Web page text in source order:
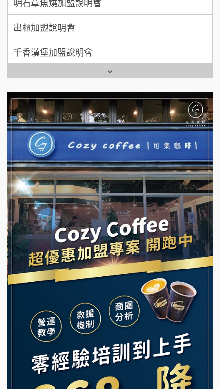
日十。早午食加盟說明會
拾鑶火鍋加盟說明會
全家加盟說明會
台灣G湯加盟說明會
彭富貴加盟說明會
NU PASTA義大利麵加盟說明會
潮鍋癮加盟說明會
蓁伙烤倆吃加盟說明會
霏等茶加盟說明會
早安山丘加盟說明會
冰封仙果加盟說明會
Ramble Café 漫步藍咖啡加盟說明會
微風亭鐵板燒加盟說明會
鮮茶道加盟說明會
【曉妍美妝】誠徵行政櫃檯
自助洗衣店誠徵代洗收送人員(台中市)
出櫃加盟說明會
千香漢堡加盟說明會
七盞茶加盟說明會
拉亞漢堡加盟說明會
杜芳子古味茶鋪加盟說明會
優握握×酸奶大獅加盟說明會
冬城門加盟說明會
拾鑶火鍋加盟說明會
阿性情趣無人販售所加盟明會
龍涎居好湯加盟說明會
舒油頭加盟說明會
韓金量加盟說明會
Mr.Wish加盟說明會
白鬍泡泡 BOHO POPO加盟說明會
雞咕雞咕加盟說明會